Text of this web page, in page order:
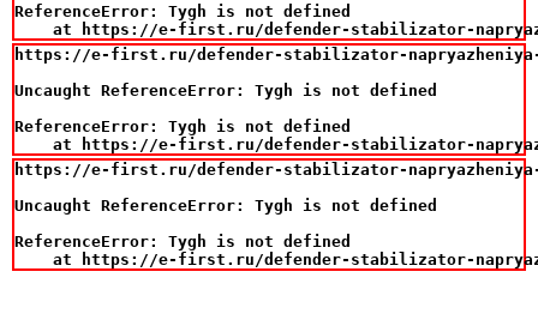
ReferenceError: Tygh is not defined
at https://e-first.ru/defender-stabilizator-
https://e-first.ru/defender-stabilizator-napryazheniya-
Uncaught ReferenceError: Tygh is not defined
ReferenceError: Tygh is not defined
at https://e-first.ru/defender-stabilizator-
https://e-first.ru/defender-stabilizator-napryazheniya-
Uncaught ReferenceError: Tygh is not defined
ReferenceError: Tygh is not defined
at https://e-first.ru/defender-stabilizator-